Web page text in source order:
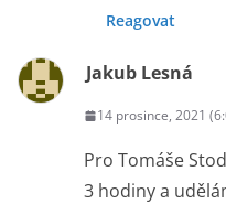
Reagovat
Jakub Lesná
14 prosince, 2021
Pro Tomáše
3 hodiny a